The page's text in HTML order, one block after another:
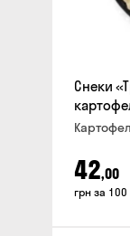
Снеки
с луком
42,00
грн за 100